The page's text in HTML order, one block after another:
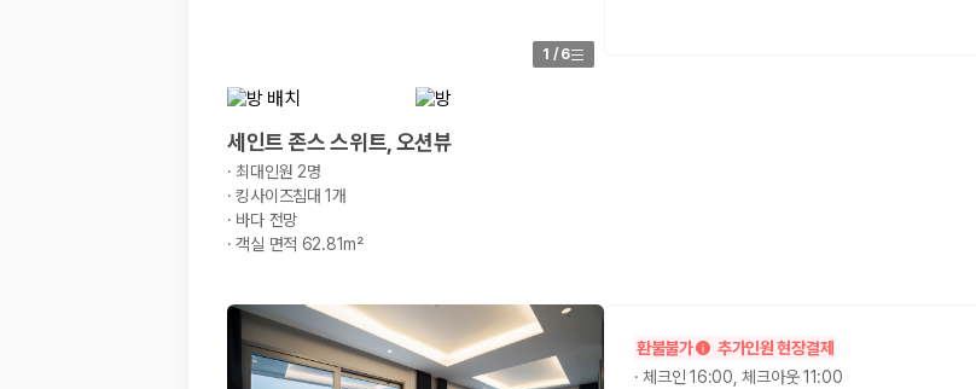
1 / 6
세인트 존스 스위트, 오션뷰
·최대인원 2명
·킹사이즈침대 1개
· 바다 전망
·객실 면적 62.81m²
환불불가 추가인원 현장결제
·체크인 16:00, 체크아웃 11:00